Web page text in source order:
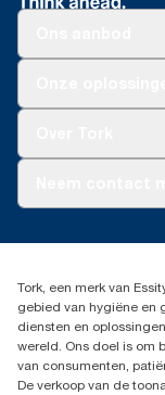
Productklacht
Dispenserklacht
030 - 698 46
Essity
Arnhemse
3708 AH ZEIST
Nederland
Tork, een merk van
gebied van hygiëne en
diensten en
wereld. Ons doel is om
van consumenten,
De verkoop van de